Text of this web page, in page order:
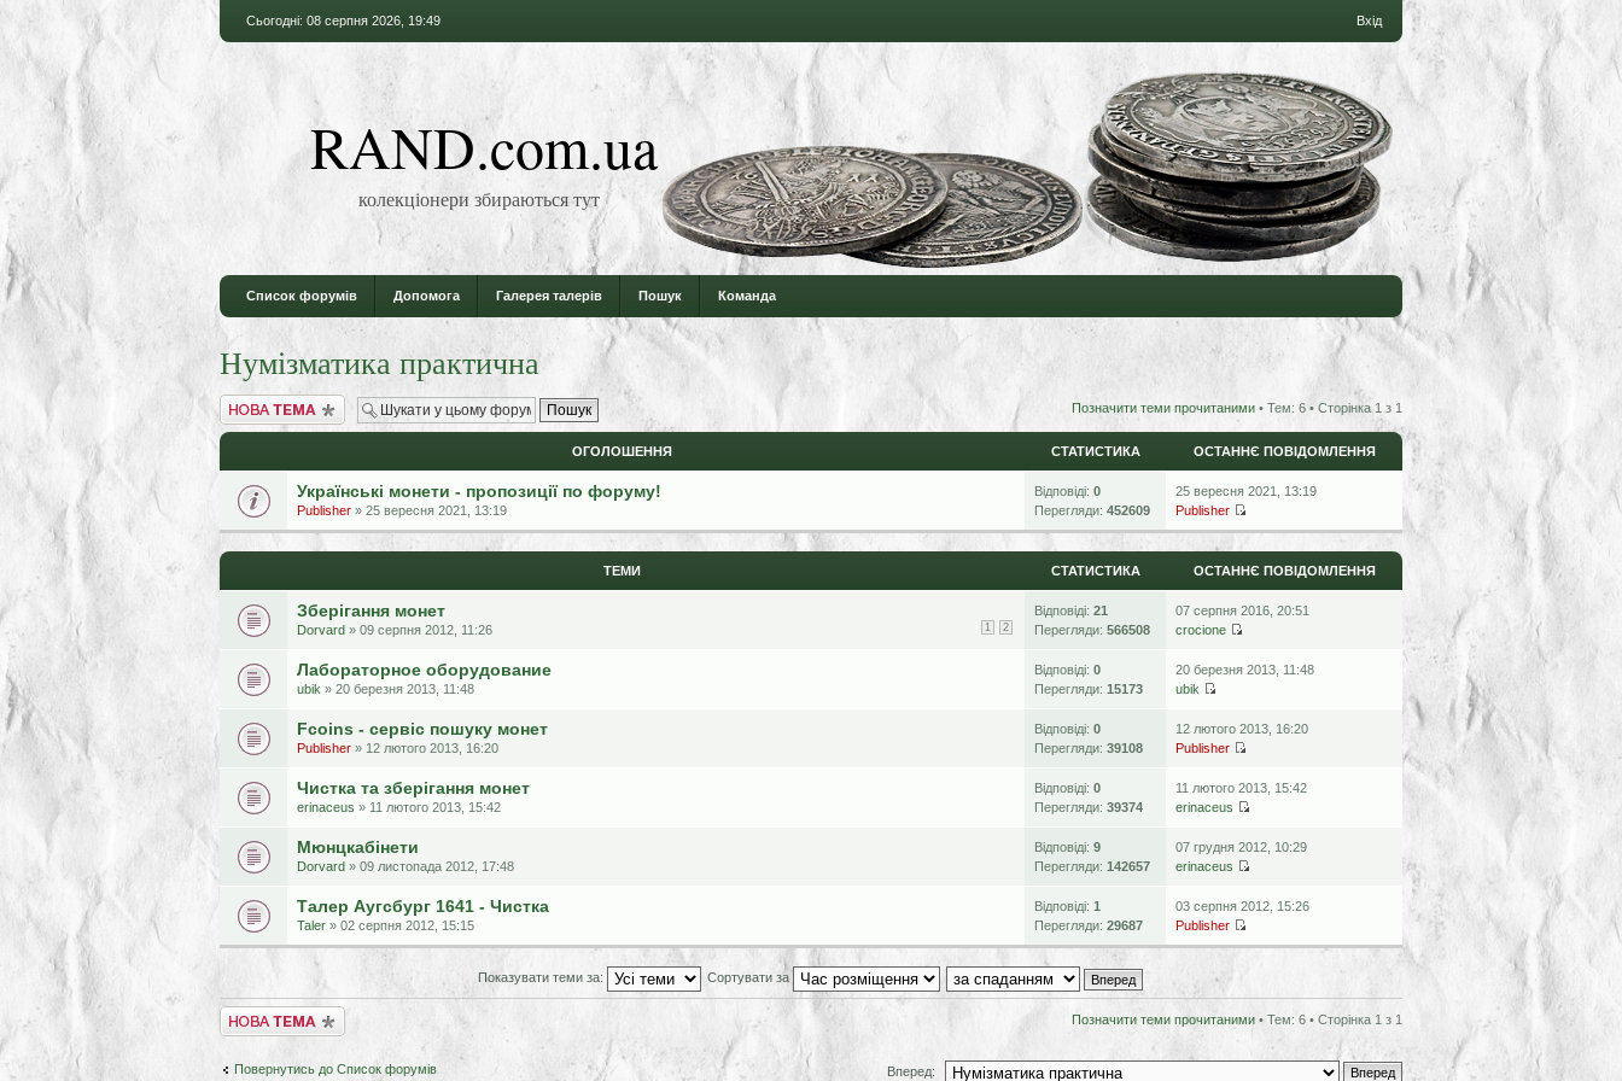
Сьогодні: 08 серпня 2026, 19:49 Вхід
RAND.com.ua
колекціонери збираються тут
Список форумів Допомога Галерея талерів Пошук Команда
Нумізматика практична
Створити нову тему Позначити теми прочитаними • Тем: 6 • Сторінка 1 з 1
ОГОЛОШЕННЯ СТАТИСТИКА ОСТАННЄ ПОВІДОМЛЕННЯ
Українські монети - пропозиції по форуму!
Publisher » 25 вересня 2021, 13:19
Відповіді: 0
Перегляди: 452609
25 вересня 2021, 13:19
Publisher
ТЕМИ СТАТИСТИКА ОСТАННЄ ПОВІДОМЛЕННЯ
Зберігання монет
1 2
Dorvard » 09 серпня 2012, 11:26
Відповіді: 21
Перегляди: 566508
07 серпня 2016, 20:51
crocione
Лабораторное оборудование
ubik » 20 березня 2013, 11:48
Відповіді: 0
Перегляди: 15173
20 березня 2013, 11:48
ubik
Fсoins - сервіс пошуку монет
Publisher » 12 лютого 2013, 16:20
Відповіді: 0
Перегляди: 39108
12 лютого 2013, 16:20
Publisher
Чистка та зберігання монет
erinaceus » 11 лютого 2013, 15:42
Відповіді: 0
Перегляди: 39374
11 лютого 2013, 15:42
erinaceus
Мюнцкабінети
Dorvard » 09 листопада 2012, 17:48
Відповіді: 9
Перегляди: 142657
07 грудня 2012, 10:29
erinaceus
Талер Аугсбург 1641 - Чистка
Taler » 02 серпня 2012, 15:15
Відповіді: 1
Перегляди: 29687
03 серпня 2012, 15:26
Publisher
Показувати теми за: Сортувати за
Створити нову тему Позначити теми прочитаними • Тем: 6 • Сторінка 1 з 1
Повернутись до Список форумів Вперед: